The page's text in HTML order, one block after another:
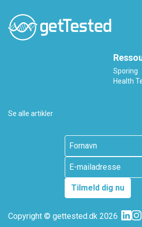
Sporing
Health
Se alle artikler
Tilmeld dig nu
Copyright © gettested.dk 2026